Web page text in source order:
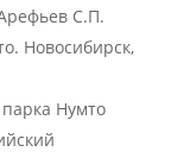
С.П.
Новосибирск,
Нумто